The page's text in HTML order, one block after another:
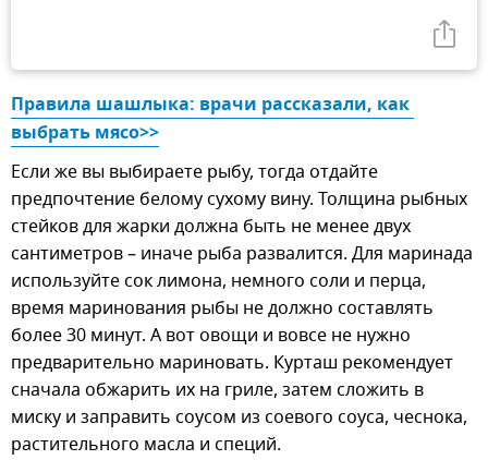
Правила шашлыка: врачи рассказали, как
выбрать мясо>>
Если же вы выбираете рыбу, тогда отдайте
предпочтение белому сухому вину. Толщина рыбных
стейков для жарки должна быть не менее двух
сантиметров – иначе рыба развалится. Для маринада
используйте сок лимона, немного соли и перца,
время маринования рыбы не должно составлять
более 30 минут. А вот овощи и вовсе не нужно
предварительно мариновать. Курташ рекомендует
сначала обжарить их на гриле, затем сложить в
миску и заправить соусом из соевого соуса, чеснока,
растительного масла и специй.